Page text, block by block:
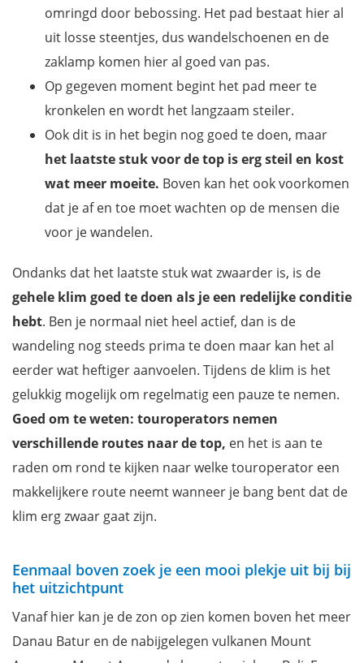
omringd door bebossing. Het pad bestaat hier al
uit losse steentjes, dus wandelschoenen en de
zaklamp komen hier al goed van pas.
Op gegeven moment begint het pad meer te
kronkelen en wordt het langzaam steiler.
Ook dit is in het begin nog goed te doen, maar
het laatste stuk voor de top is erg steil en kost
wat meer moeite. Boven kan het ook voorkomen
dat je af en toe moet wachten op de mensen die
voor je wandelen.
Ondanks dat het laatste stuk wat zwaarder is, is de
gehele klim goed te doen als je een redelijke conditie
hebt. Ben je normaal niet heel actief, dan is de
wandeling nog steeds prima te doen maar kan het al
eerder wat heftiger aanvoelen. Tijdens de klim is het
gelukkig mogelijk om regelmatig een pauze te nemen.
Goed om te weten: touroperators nemen
verschillende routes naar de top, en het is aan te
raden om rond te kijken naar welke touroperator een
makkelijkere route neemt wanneer je bang bent dat de
klim erg zwaar gaat zijn.
Eenmaal boven zoek je een mooi plekje uit bij bij
het uitzichtpunt
Vanaf hier kan je de zon op zien komen boven het meer
Danau Batur en de nabijgelegen vulkanen Mount